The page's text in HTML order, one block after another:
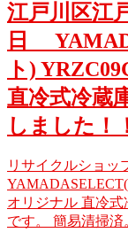
江戸川区江
日
ト)
直冷式冷蔵
しました！
リサイクルショ
オリジナル 直冷式
です。 簡易清掃